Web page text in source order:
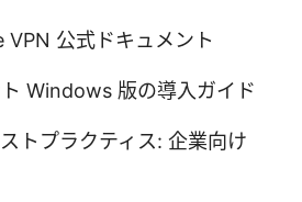
VPN 公式ドキュメント
Windows 版の導入ガイド
トプラクティス: 企業向け